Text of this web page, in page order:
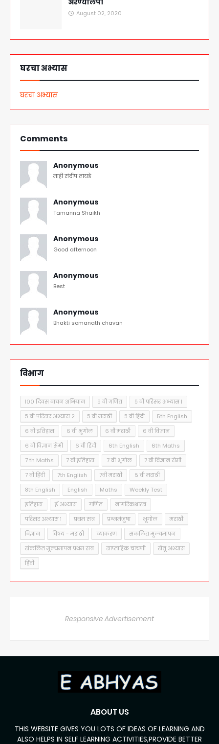
अरण्यलिपी
August 02, 2020
घरचा अभ्यास
घरचा अभ्यास
Comments
Anonymous
माही संदीप तायडे
Anonymous
Tamanna Shaikh
Anonymous
Good afternoon
Anonymous
Best
Anonymous
Bhakti somanath chavan
विभाग
१०० दिवस वाचन अभियान ५ वी गणित
५ वी परिसर अभ्यास १
५ वी परिसर अभ्यास २
५ वी मराठी ५ वी हिंदी
5th English
६ वी इतिहास
६ वी भूगोल ६ वी मराठी
६ वी विज्ञान
६ वी विज्ञान सेमी
६ वी हिंदी 6th English
6th Maths
7 th Maths
7 वी इतिहास 7 वी भूगोल
7 वी विज्ञान सेमी
7 वी हिंदी
7th English 7वी मराठी
८ वी मराठी
8th English
English Maths
Weekly Test
इतिहास
ई अभ्यास गणित
नागरिकशास्त्र
परिसर अभ्यास १
प्रथम सत्र प्रश्नमंजुषा भूगोल
मराठी
विज्ञान
विषय - मराठी व्याकरण
संकलित मूल्यमापन
संकलित मूल्यमापन प्रथम सत्र
साप्ताहिक चाचणी
सेतू अभ्यास
हिंदी
Responsive Advertisement
ABOUT US
THIS WEBSITE GIVES YOU LOTS OF IDEAS OF LEARNING AND
ALSO HELPS IN SELF LEARNING ACTIVITIES,PROVIDE BETTER